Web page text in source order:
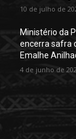
10 de julho de
Ministério da
encerra safra
Emalhe
4 de junho de